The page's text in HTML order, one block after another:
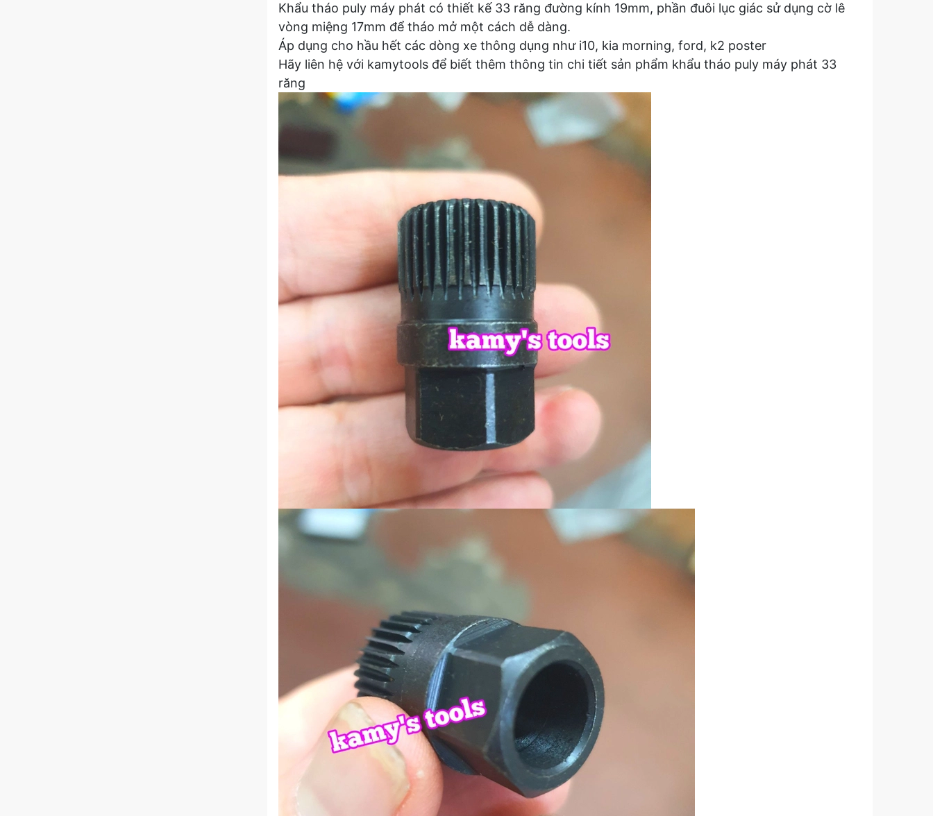
Khẩu tháo puly máy phát có thiết kế 33 răng đường kính 19mm, phần đuôi lục giác sử dụng cờ lê
vòng miệng 17mm để tháo mở một cách dễ dàng.
Áp dụng cho hầu hết các dòng xe thông dụng như i10, kia morning, ford, k2 poster
Hãy liên hệ với kamytools để biết thêm thông tin chi tiết sản phẩm khẩu tháo puly máy phát 33
răng